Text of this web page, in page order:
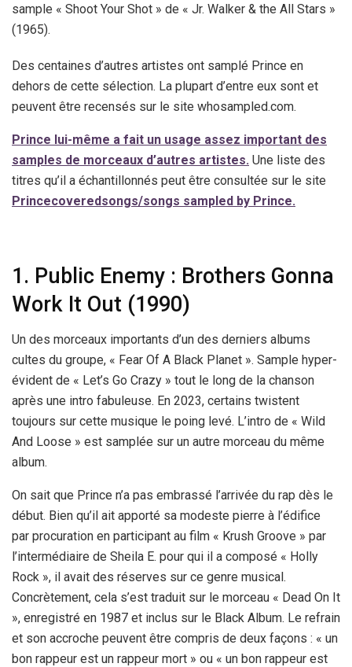
sample « Shoot Your Shot » de « Jr. Walker & the All Stars »
(1965).
Des centaines d’autres artistes ont samplé Prince en
dehors de cette sélection. La plupart d’entre eux sont et
peuvent être recensés sur le site whosampled.com.
Prince lui-même a fait un usage assez important des
samples de morceaux d’autres artistes. Une liste des
titres qu’il a échantillonnés peut être consultée sur le site
Princecoveredsongs/songs sampled by Prince.
1. Public Enemy : Brothers Gonna
Work It Out (1990)
Un des morceaux importants d’un des derniers albums
cultes du groupe, « Fear Of A Black Planet ». Sample hyper-
évident de « Let’s Go Crazy » tout le long de la chanson
après une intro fabuleuse. En 2023, certains twistent
toujours sur cette musique le poing levé. L’intro de « Wild
And Loose » est samplée sur un autre morceau du même
album.
On sait que Prince n’a pas embrassé l’arrivée du rap dès le
début. Bien qu’il ait apporté sa modeste pierre à l’édifice
par procuration en participant au film « Krush Groove » par
l’intermédiaire de Sheila E. pour qui il a composé « Holly
Rock », il avait des réserves sur ce genre musical.
Concrètement, cela s’est traduit sur le morceau « Dead On It
», enregistré en 1987 et inclus sur le Black Album. Le refrain
et son accroche peuvent être compris de deux façons : « un
bon rappeur est un rappeur mort » ou « un bon rappeur est